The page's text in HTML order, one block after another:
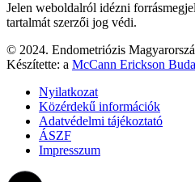
Jelen weboldalról idézni
tartalmát szerzői jog védi.
© 2024. Endometriózis
Készítette: a McCann Erickson
Nyilatkozat
Közérdekű információk
Adatvédelmi tájékoztató
ÁSZF
Impresszum